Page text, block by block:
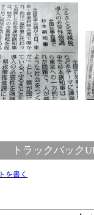
トラックバック
を書く